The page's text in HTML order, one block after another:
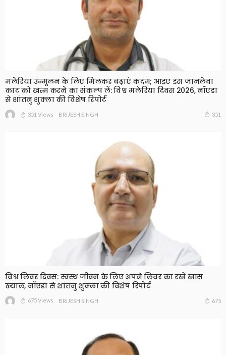
मलेरिया उन्मूलन के लिए मिलकर बढ़ाएं कदम; आइए इस जानलेवा
काट को खत्म करने का संकल्प लें: विश्व मलेरिया दिवस 2026, नॉएडा
से शांतनु शुक्ला की विशेष रिपोर्ट
351 Views BRIJESH SINGH 351
विश्व लिवर दिवस: स्वस्थ जीवन के लिए अपने लिवर का रखें ख़ास
ख्याल, नॉएडा से शांतनु शुक्ला की विशेष रिपोर्ट
675 Views BRIJESH SINGH 675